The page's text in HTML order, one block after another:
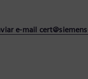
e-mail